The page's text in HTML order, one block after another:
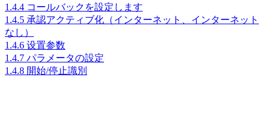
1.4.4 コールバックを設定します
1.4.5 承認アクティブ化（インターネット、インターネット
なし）
1.4.6 设置参数
1.4.7 パラメータの設定
1.4.8 開始/停止識別